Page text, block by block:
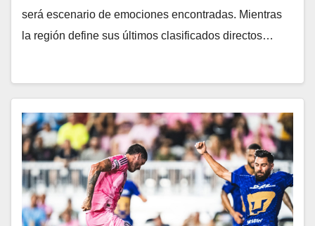
será escenario de emociones encontradas. Mientras
la región define sus últimos clasificados directos…